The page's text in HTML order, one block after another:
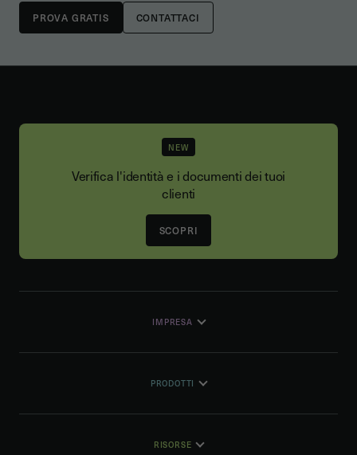
CONTATTACI
NEW
Verifica l'identità e i documenti dei tuoi
clienti
SCOPRI
IMPRESA
PRODOTTI
RISORSE